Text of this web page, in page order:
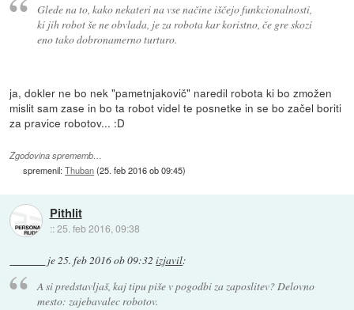
Glede na to, kako nekateri na vse načine iščejo funkcionalnosti,
ki jih robot še ne obvlada, je za robota kar koristno, če gre skozi
eno tako dobronamerno turturo.
ja, dokler ne bo nek "pametnjakovič" naredil robota ki bo zmožen
mislit sam zase in bo ta robot videl te posnetke in se bo začel boriti
za pravice robotov... :D
Zgodovina sprememb…
spremenil:Thuban(25. feb 2016 ob 09:45)
Pithlit
::25. feb 2016, 09:38
je25. feb 2016 ob 09:32 izjavil:
A si predstavljaš, kaj tipu piše v pogodbi za zaposlitev? Delovno
mesto: zajebavalec robotov.